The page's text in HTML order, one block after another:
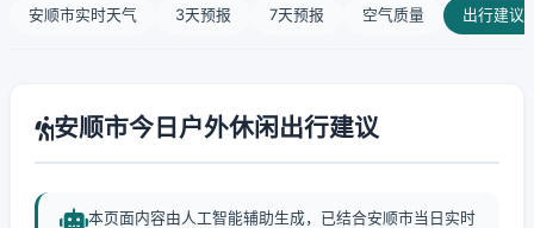
安顺市实时天气 3天预报 7天预报 空气质量 出行建议
安顺市今日户外休闲出行建议
本页面内容由人工智能辅助生成，已结合安顺市当日实时